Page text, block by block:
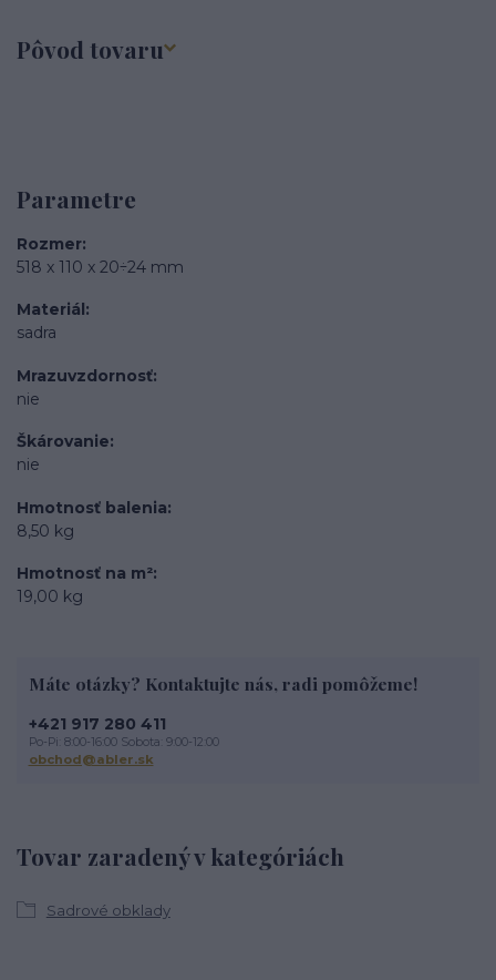
Pôvod tovaru
Parametre
Rozmer
518 x 110 x 20÷24 mm
Materiál
sadra
Mrazuvzdornosť
nie
Škárovanie
nie
Hmotnosť balenia
8,50 kg
Hmotnosť na m²
19,00 kg
Tovar zaradený v kategóriách
Sadrové obklady
Máte otázky? Kontaktujte nás, radi pomôžeme!
+421 917 280 411
Po-Pi: 8:00-16:00 Sobota: 9:00-12:00
obchod@abler.sk